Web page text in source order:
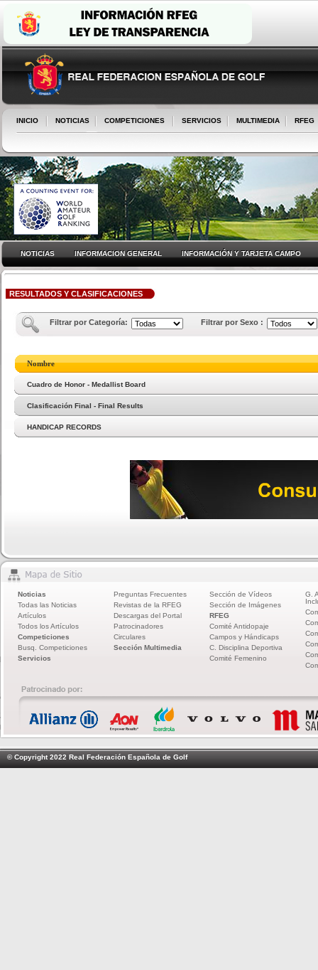
INICIO NOTICIAS COMPETICIONES SERVICIOS MULTIMEDIA RFEG
NOTICIAS INFORMACION GENERAL INFORMACIÓN Y TARJETA CAMPO
RESULTADOS Y CLASIFICACIONES
Filtrar por Categoría: Filtrar por Sexo :
Nombre
Cuadro de Honor - Medallist Board
Clasificación Final - Final Results
HANDICAP RECORDS
Noticias
Todas las Noticias
Artículos
Todos los Artículos
Competiciones
Busq. Competiciones
Servicios
Preguntas Frecuentes
Revistas de la RFEG
Descargas del Portal
Patrocinadores
Circulares
Sección Multimedia
Sección de Vídeos
Sección de Imágenes
RFEG
Comité Antidopaje
Campos y Hándicaps
C. Disciplina Deportiva
Comité Femenino
G.
© Copyright 2022 Real Federación Española de Golf